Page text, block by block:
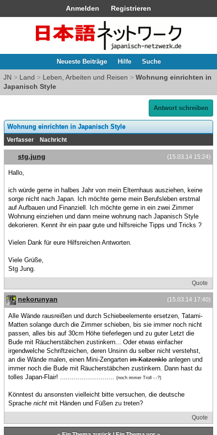
Anmelden Registrieren
Neueste Beiträge Hilfe Suche
JN > Land > Leben, Arbeiten und Reisen > Wohnung einrichten in
Japanisch Style
Antwort schreiben
Wohnung einrichten in Japanisch Style
Verfasser Nachricht
(15.03.14 15:24)
stg.jung
Hallo,
ich würde gerne in halbes Jahr von mein Elternhaus ausziehen, keine
sorge nicht nach Japan. Ich möchte gerne mein Berufsleben erstmal
auf Aufbauen und Finanziell. Ich möchte gerne in ein zwei Zimmer
Wohnung einziehen und dann meine wohnung nach Japanisch Style
dekorieren. Kennt ihr ein paar gute und hilfsreiche Tipps und Tricks ?
Vielen Dank für eure Hilfsreichen Antworten.
Viele Grüße,
Stg Jung.
Quote
(15.03.14 17:40)
nekorunyan
Alle Wände rausreißen und durch Schiebeelemente ersetzen, Tatami-
Matten solange durch die Zimmer schieben, bis sie immer noch nicht
passen, alles bis auf 30cm Höhe tieferlegen und zu guter Letzt die
Bude mit Räucherstäbchen zustinkern... Oder etwas einfacher
irgendwelche Schriftzeichen, deren Unsinn du selber nicht verstehst,
an die Wände malen, einen Mini-Zengarten im Katzenklo anlegen und
immer noch die Bude mit Räucherstäbchen zustinkern. Dann hast du
tolles Japan-Flair! ............................
(noch immer Troll -.-?)
Könntest du ansonsten vielleicht bitte versuchen, die deutsche
Sprache nicht mit Händen und Füßen zu treten?
Quote